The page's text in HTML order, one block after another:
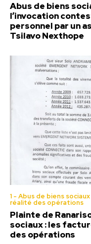
Abus de biens
l’invocation
personnel par un
Tsilavo Nexthope
1 - Abus de biens
réalité des opérations
Plainte de
sociaux : les
des opérations